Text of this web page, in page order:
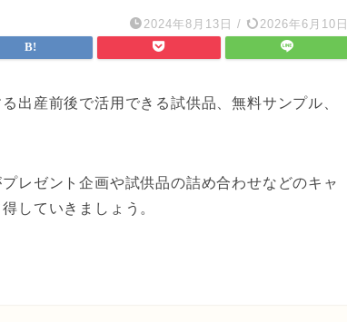
2024年8月13日 / 2026年6月10日
出産前後で活用できる試供品、無料サンプル、
レゼント企画や試供品の詰め合わせなどのキャ
していきましょう。